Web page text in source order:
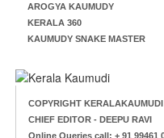
AROGYA KAUMUDY
KERALA 360
KAUMUDY SNAKE MASTER
COPYRIGHT
CHIEF EDITOR - DEEPU RAVI
Online Queries call: + 91 99461